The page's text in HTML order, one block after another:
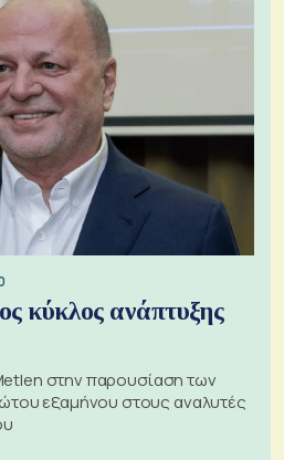
κύκλος ανάπτυξης
στην παρουσίαση των
εξαμήνου στους αναλυτές